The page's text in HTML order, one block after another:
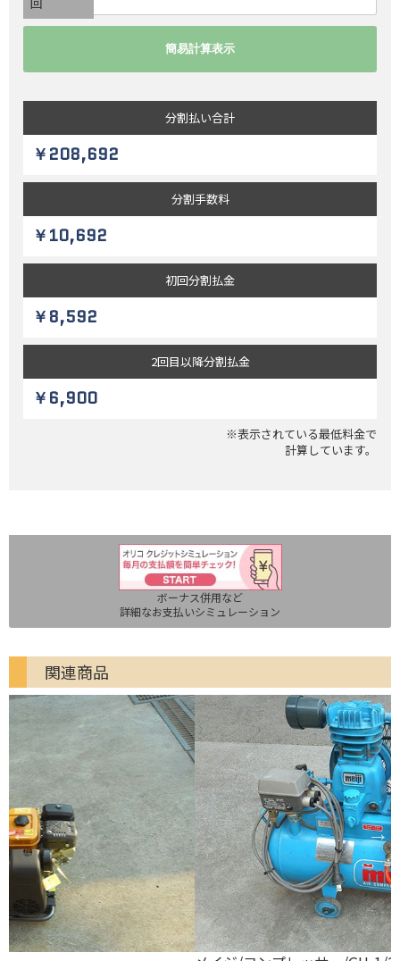
分割払い合計
￥208,692
分割手数料
￥10,692
初回分割払金
￥8,592
2回目以降分割払金
￥6,900
※表示されている最低料金で
計算しています。
ボーナス併用など
詳細なお支払いシミュレーション
関連商品